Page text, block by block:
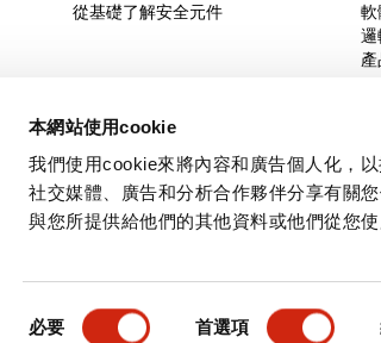
本網站使用cookie
我們使用cookie來將內容和廣告個人化，
社交媒體、廣告和分析合作夥伴分享有關
與您所提供給他們的其他資料或他們從您
必要 首選項
產品
從基礎了解安全元件
軟
邏
訂閱
隱私權政策使用條款